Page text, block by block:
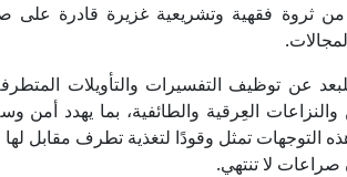
من ثروة فقهية وتشريعية غزيرة قادرة
عن توظيف التفسيرات والتأويلات المتطرفة
العِرقية والطائفية، بما يهدد أمن
التوجهات تمثل وقودًا لتغذية تطرف مقابل
صراعات لا تنتهي.